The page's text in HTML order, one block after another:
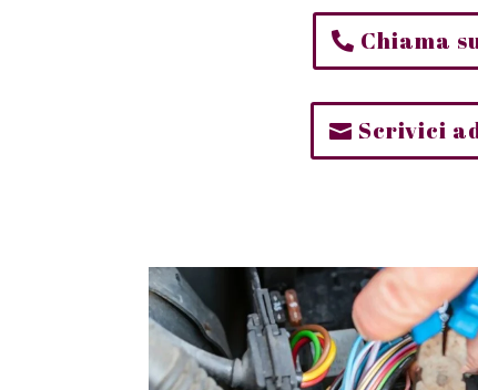
Chiama
Scrivici